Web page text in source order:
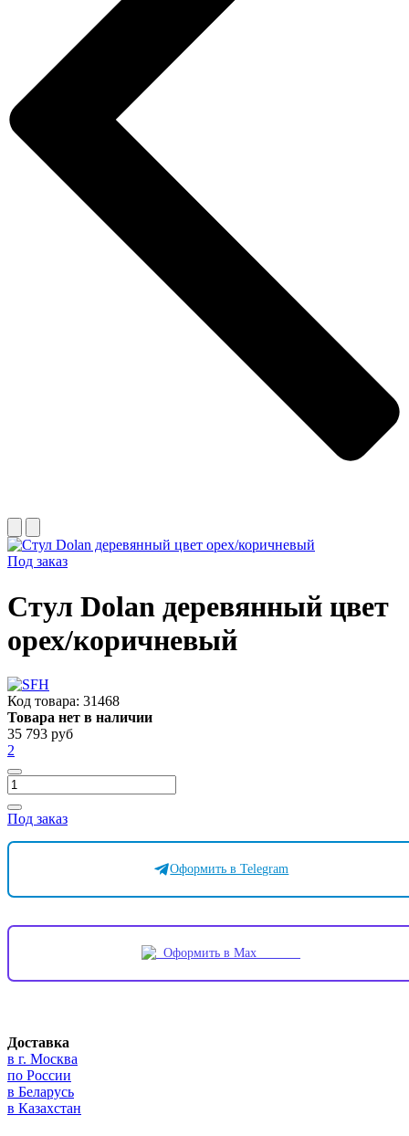
Под заказ
Стул Dolan деревянный цвет
орех/коричневый
Код товара: 31468
Товара нет в наличии
35 793 руб
2
Под заказ
Оформить в Telegram
Оформить в Max
Доставка
в г. Москва
по России
в Беларусь
в Казахстан